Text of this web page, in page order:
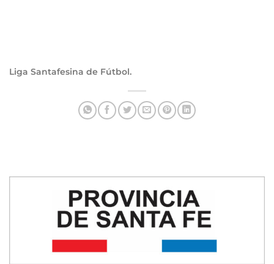
Liga Santafesina de Fútbol.